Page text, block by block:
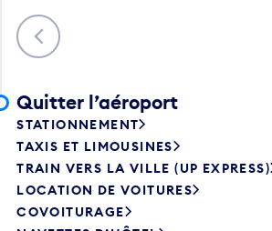
Précédent
Quitter l’aéroport
STATIONNEMENT
TAXIS ET LIMOUSINES
TRAIN VERS LA VILLE (UP EXPRESS)
LOCATION DE VOITURES
COVOITURAGE